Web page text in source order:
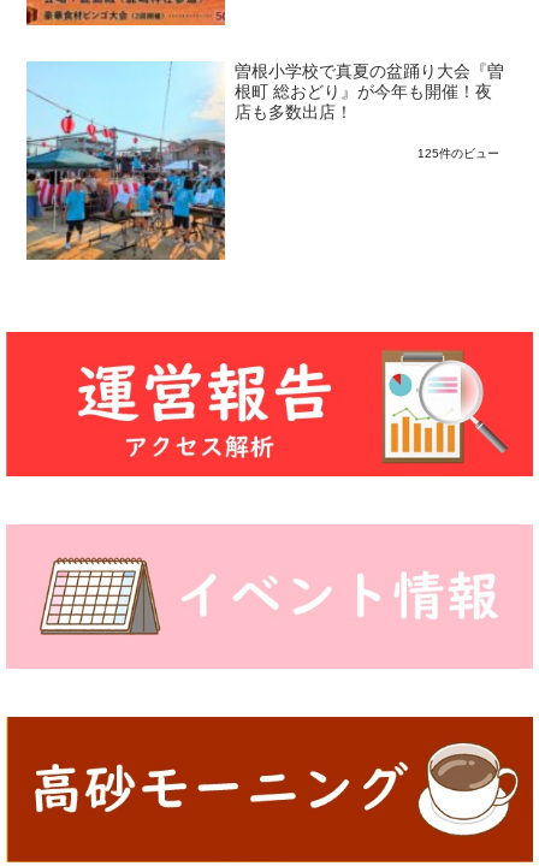
曽根小学校で真夏の盆踊り大会『曽
根町 総おどり』が今年も開催！夜
店も多数出店！
125件のビュー